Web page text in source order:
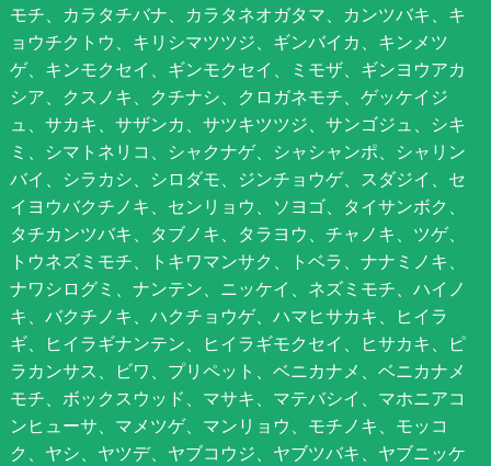
モチ、カラタチバナ、カラタネオガタマ、カンツバキ、キ
ョウチクトウ、キリシマツツジ、ギンバイカ、キンメツ
ゲ、キンモクセイ、ギンモクセイ、ミモザ、ギンヨウアカ
シア、クスノキ、クチナシ、クロガネモチ、ゲッケイジ
ュ、サカキ、サザンカ、サツキツツジ、サンゴジュ、シキ
ミ、シマトネリコ、シャクナゲ、シャシャンポ、シャリン
バイ、シラカシ、シロダモ、ジンチョウゲ、スダジイ、セ
イヨウバクチノキ、センリョウ、ソヨゴ、タイサンボク、
タチカンツバキ、タブノキ、タラヨウ、チャノキ、ツゲ、
トウネズミモチ、トキワマンサク、トベラ、ナナミノキ、
ナワシログミ、ナンテン、ニッケイ、ネズミモチ、ハイノ
キ、バクチノキ、ハクチョウゲ、ハマヒサカキ、ヒイラ
ギ、ヒイラギナンテン、ヒイラギモクセイ、ヒサカキ、ピ
ラカンサス、ビワ、プリペット、ベニカナメ、ベニカナメ
モチ、ボックスウッド、マサキ、マテバシイ、マホニアコ
ンヒューサ、マメツゲ、マンリョウ、モチノキ、モッコ
ク、ヤシ、ヤツデ、ヤブコウジ、ヤブツバキ、ヤブニッケ